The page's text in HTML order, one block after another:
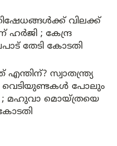
വിലക്ക്
; കേന്ദ്ര
തേടി കോടതി
എന്തിന്? സ്വാതന്ത്ര്യ
പോലും
; മഹുവാ മൊയ്ത്രയെ